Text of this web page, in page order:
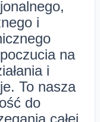
i
na
i
To nasza
do